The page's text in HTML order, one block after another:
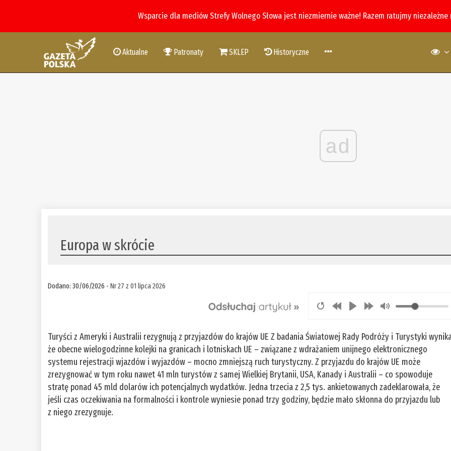
Wsparcie dla mediów Strefy Wolnego Słowa jest niezmiernie ważne! Razem ratujmy
Aktualne Patronaty SKLEP Historyczne
ad
Europa w skrócie
Dodano: 30/06/2026 -Nr 27 z 01 lipca 2026
Turyści z Ameryki i Australii rezygnują z przyjazdów do krajów UE Z badania Światowej Rady Podróży i Turystyki
że obecne wielogodzinne kolejki na granicach i lotniskach UE – związane z wdrażaniem unijnego elektronicznego
systemu rejestracji wjazdów i wyjazdów – mocno zmniejszą ruch turystyczny. Z przyjazdu do krajów UE może
zrezygnować w tym roku nawet 41 mln turystów z samej Wielkiej Brytanii, USA, Kanady i Australii – co spowoduje
stratę ponad 45 mld dolarów ich potencjalnych wydatków. Jedna trzecia z 2,5 tys. ankietowanych zadeklarowała, że
jeśli czas oczekiwania na formalności i kontrole wyniesie ponad trzy godziny, będzie mało skłonna do przyjazdu lub
z niego zrezygnuje.